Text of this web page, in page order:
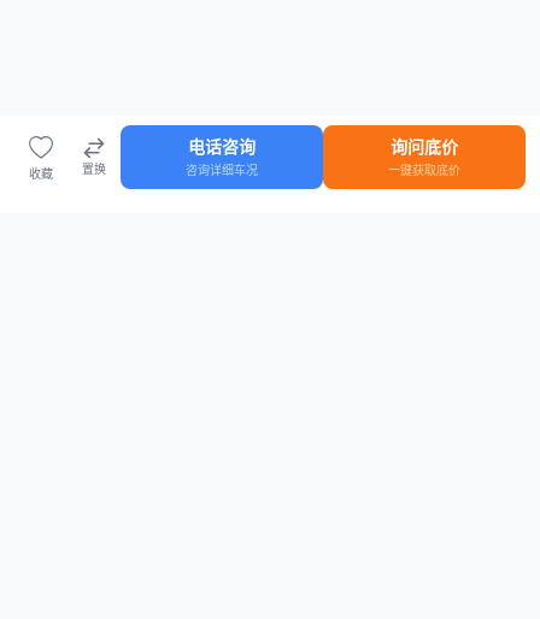
收藏 置换
电话咨询
咨询详细车况
询问底价
一键获取底价
车源 知识 登录